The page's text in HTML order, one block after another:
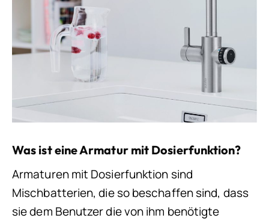
Was ist eine Armatur mit Dosierfunktion?
Armaturen mit Dosierfunktion sind
Mischbatterien, die so beschaffen sind, dass
sie dem Benutzer die von ihm benötigte